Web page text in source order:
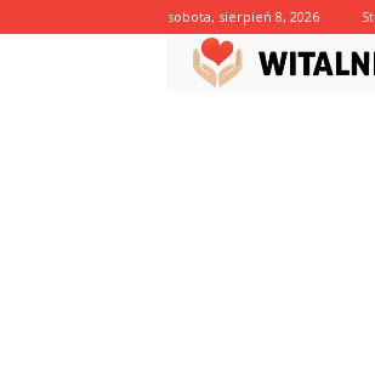
sobota, sierpień 8, 2026